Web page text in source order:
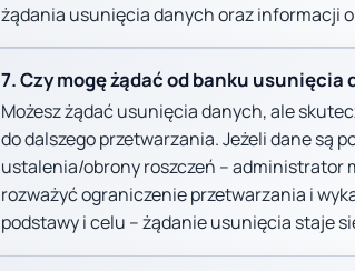
żądania usunięcia danych oraz informacji
7. Czy mogę żądać od banku usunięcia
Możesz żądać usunięcia danych, ale
do dalszego przetwarzania. Jeżeli dane są
ustalenia/obrony roszczeń – administrator
rozważyć ograniczenie przetwarzania i
podstawy i celu – żądanie usunięcia staje